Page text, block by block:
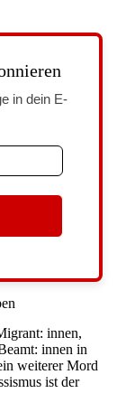
in dein E-
innen,
innen in
weiterer Mord
ist der